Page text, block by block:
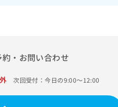
・お問い合わせ
次回受付：今日の9:00～12:00